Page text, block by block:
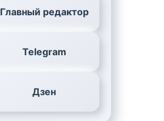
Главный редактор
Telegram
Дзен